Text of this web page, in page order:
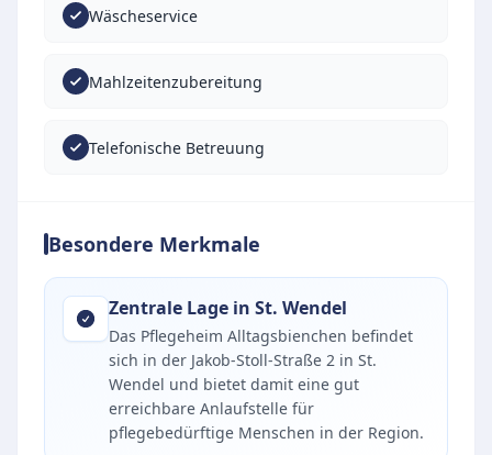
Wäscheservice
Mahlzeitenzubereitung
Telefonische Betreuung
Besondere Merkmale
Zentrale Lage in St. Wendel
Das Pflegeheim Alltagsbienchen befindet
sich in der Jakob-Stoll-Straße 2 in St.
Wendel und bietet damit eine gut
erreichbare Anlaufstelle für
pflegebedürftige Menschen in der Region.